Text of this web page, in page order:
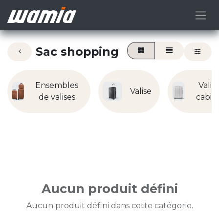
Sac shopping
Ensembles
de valises
Valise
Aucun produit défini
Aucun produit défini dans cette catégorie.